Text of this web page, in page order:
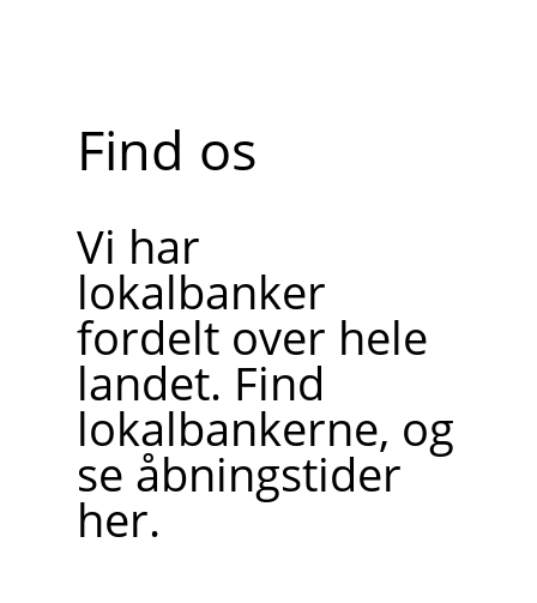
Find os
Vi har
lokalbanker
fordelt over hele
landet. Find
lokalbankerne, og
se åbningstider
her.